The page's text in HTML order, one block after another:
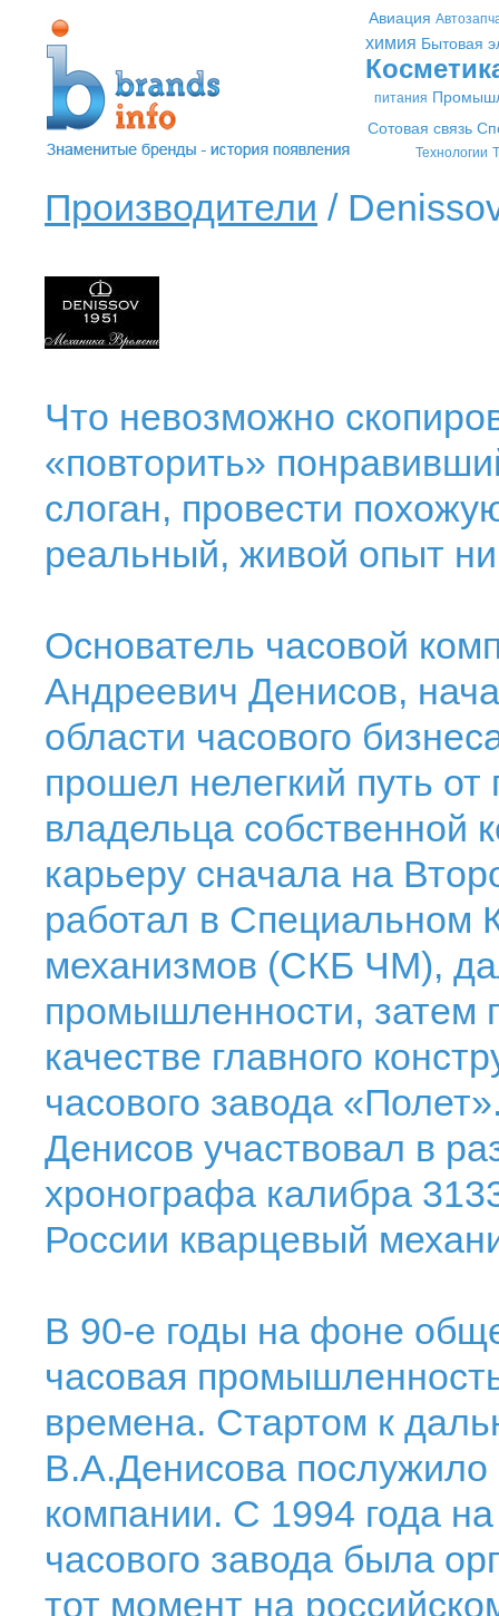
Авиация
химия Бытовая
питания
Сотовая связь
Технологии
Производители /
Что невозможно
«повторить»
слоган, провести
реальный, живой опыт
Основатель часовой
Андреевич Денисов,
области часового
прошел нелегкий путь от
владельца собственной
карьеру сначала на
работал в Специальном
механизмов (СКБ ЧМ),
промышленности, затем
качестве главного
часового завода
Денисов участвовал в
хронографа калибра
России кварцевый
В 90-е годы на фоне
часовая
времена. Стартом к
В.А.Денисова послужило
компании. С 1994 года
часового завода была
тот момент на